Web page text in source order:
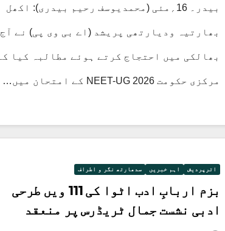
بیدر۔ 16؍مئی (محمدیوسف رحیم بیدری): اکھل
بھارتیہ ودیارتھی پریشد (اے بی وی پی) نے آج
بھالکی میں احتجاج کرتے ہوئے مطالبہ کیا کہ
مرکزی حکومت NEET-UG 2026 کے امتحان میں…
اترپردیش اہم خبریں سدھارتھ نگر و اطراف
بزم اربابِ ادب اٹوا کی 111 ویں طرحی
ادبی نشست جمال ٹریڈرس پر منعقد